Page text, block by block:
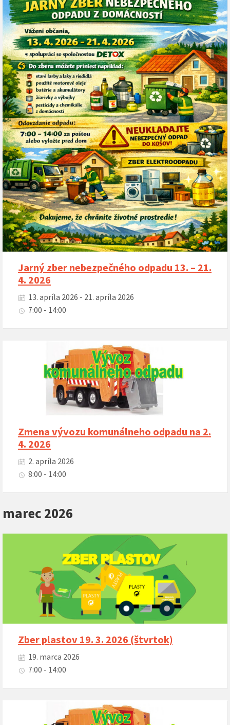
Jarný zber nebezpečného odpadu 13. – 21.
4. 2026
13. apríla 2026 - 21. apríla 2026
7:00 - 14:00
Zmena vývozu komunálneho odpadu na 2.
4. 2026
2. apríla 2026
8:00 - 14:00
marec 2026
Zber plastov 19. 3. 2026 (štvrtok)
19. marca 2026
7:00 - 14:00